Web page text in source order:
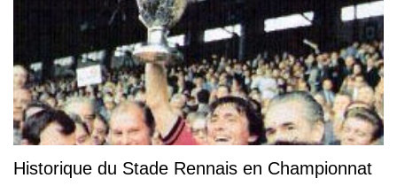
Historique du Stade Rennais en Championnat